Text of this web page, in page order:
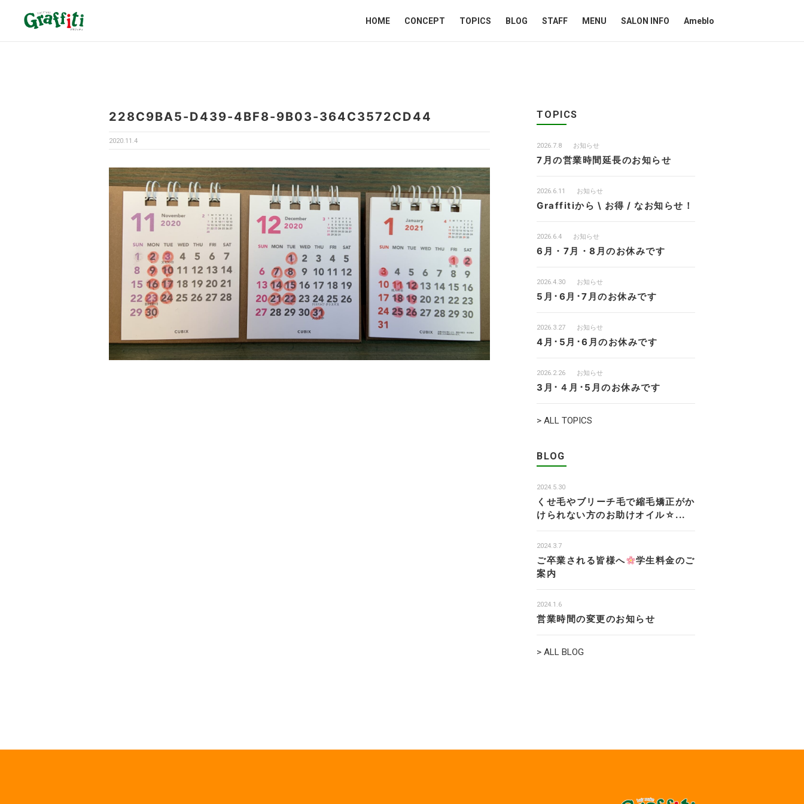
HOME CONCEPT TOPICS BLOG STAFF MENU SALON INFO Ameblo
228C9BA5-D439-4BF8-9B03-364C3572CD44
2020.11.4
TOPICS
2026.7.8 お知らせ
7月の営業時間延長のお知らせ
2026.6.11 お知らせ
Graffitiから \ お得 / なお知らせ！
2026.6.4 お知らせ
6月・7月・8月のお休みです
2026.4.30 お知らせ
5月･6月･7月のお休みです
2026.3.27 お知らせ
4月･5月･6月のお休みです
2026.2.26 お知らせ
3月･４月･5月のお休みです
> ALL TOPICS
BLOG
2024.5.30
くせ毛やブリーチ毛で縮毛矯正がか
けられない方のお助けオイル☆...
2024.3.7
ご卒業される皆様へ
学生料金のご
案内
2024.1.6
営業時間の変更のお知らせ
> ALL BLOG